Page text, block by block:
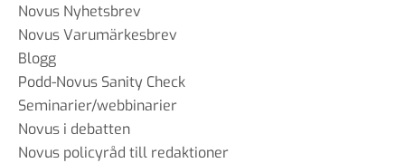
Novus Nyhetsbrev
Novus Varumärkesbrev
Blogg
Podd-Novus Sanity Check
Seminarier/webbinarier
Novus i debatten
Novus policyråd till redaktioner